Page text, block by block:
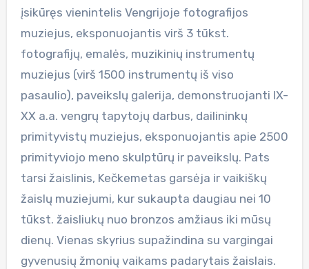
įsikūręs vienintelis Vengrijoje fotografijos
muziejus, eksponuojantis virš 3 tūkst.
fotografijų, emalės, muzikinių instrumentų
muziejus (virš 1500 instrumentų iš viso
pasaulio), paveikslų galerija, demonstruojanti IX-
XX a.a. vengrų tapytojų darbus, dailininkų
primityvistų muziejus, eksponuojantis apie 2500
primityviojo meno skulptūrų ir paveikslų. Pats
tarsi žaislinis, Kečkemetas garsėja ir vaikiškų
žaislų muziejumi, kur sukaupta daugiau nei 10
tūkst. žaisliukų nuo bronzos amžiaus iki mūsų
dienų. Vienas skyrius supažindina su vargingai
gyvenusių žmonių vaikams padarytais žaislais.